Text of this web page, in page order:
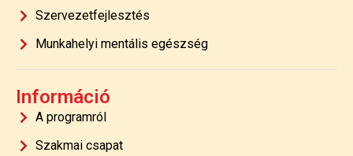
Szervezetfejlesztés
Munkahelyi mentális egészség
Információ
A programról
Szakmai csapat